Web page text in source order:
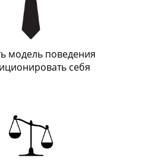
модель поведения
себя